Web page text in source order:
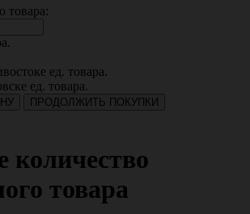
товара:
ед. товара.
ед. товара.
ПРОДОЛЖИТЬ ПОКУПКИ
количество
товара